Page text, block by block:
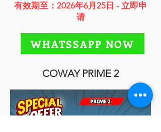
有效期至：2026年6月25日 - 立即申
请
WHATSSAPP NOW
COWAY PRIME 2